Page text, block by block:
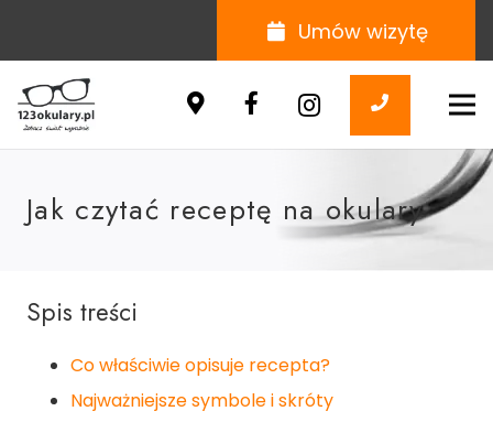
Umów wizytę
Jak czytać receptę na okulary
Spis treści
Co właściwie opisuje recepta?
Najważniejsze symbole i skróty